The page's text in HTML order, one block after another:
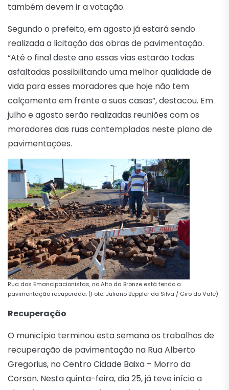
também devem ir a votação.
Segundo o prefeito, em agosto já estará sendo
realizada a licitação das obras de pavimentação.
“Até o final deste ano essas vias estarão todas
asfaltadas possibilitando uma melhor qualidade de
vida para esses moradores que hoje não tem
calçamento em frente a suas casas”, destacou. Em
julho e agosto serão realizadas reuniões com os
moradores das ruas contempladas neste plano de
pavimentações.
Rua dos Emancipacionistas, no Alto da Bronze está tendo a
pavimentação recuperada. (Foto: Juliano Beppler da Silva / Giro do Vale)
Recuperação
O município terminou esta semana os trabalhos de
recuperação de pavimentação na Rua Alberto
Gregorius, no Centro Cidade Baixa – Morro da
Corsan. Nesta quinta-feira, dia 25, já teve início a